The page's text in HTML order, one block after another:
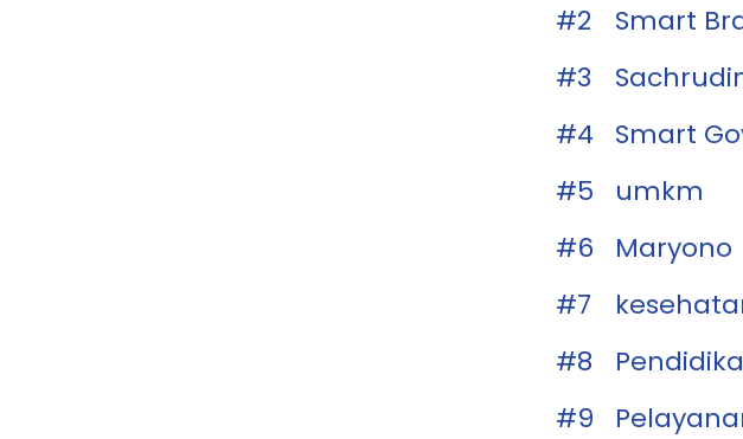
#2
Smart
#3
#4
Smart
#5
umkm
#6
Maryono
#7
#8
#9